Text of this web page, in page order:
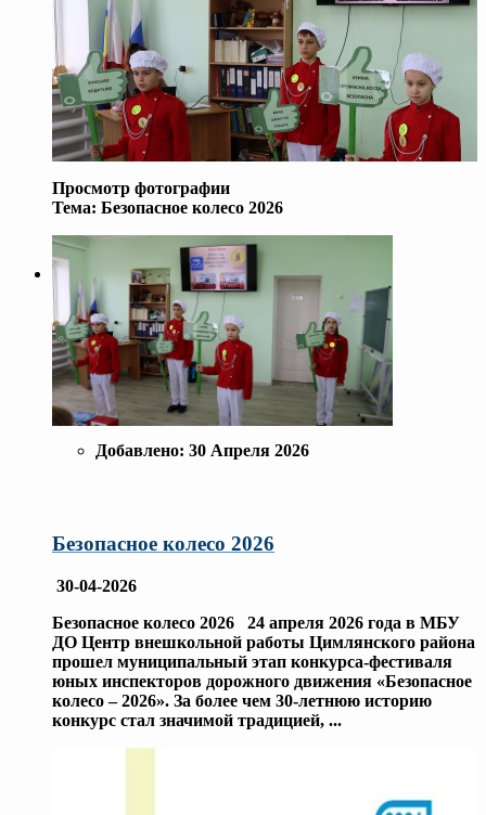
Просмотр фотографии
Тема: Безопасное колесо 2026
Добавлено: 30 Апреля 2026
Безопасное колесо 2026
30-04-2026
Безопасное колесо 2026 24 апреля 2026 года в МБУ
ДО Центр внешкольной работы Цимлянского района
прошел муниципальный этап конкурса-фестиваля
юных инспекторов дорожного движения «Безопасное
колесо – 2026». За более чем 30-летнюю историю
конкурс стал значимой традицией, ...